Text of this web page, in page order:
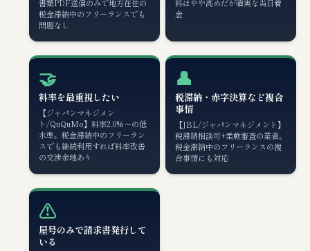
書類PDF送信のみで地方在住の
税金滞納中のフリーランスでも
問題なし
料はやや高めだが確実な当日着
金
🤝
料率を最重視したい
【ジャパンマネジメン
ト/QuQuMo】料率2.0%〜の低
水準。税金滞納中のフリーラン
スでも継続利用すれば料率改善
の交渉余地あり
👤
税滞納・赤字決算など複合
事情
【JBL/ジャパンマネジメント】
税滞納相談可+柔軟審査の業者。
税金滞納中のフリーランスの複
合事情にも対応
⚠️
屋号のみで請求書発行して
いる